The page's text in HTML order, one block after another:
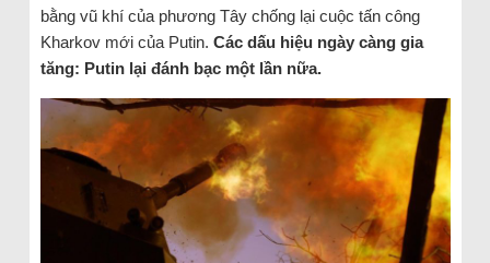
bằng vũ khí của phương Tây chống lại cuộc tấn công
Kharkov mới của Putin. Các dấu hiệu ngày càng gia
tăng: Putin lại đánh bạc một lần nữa.